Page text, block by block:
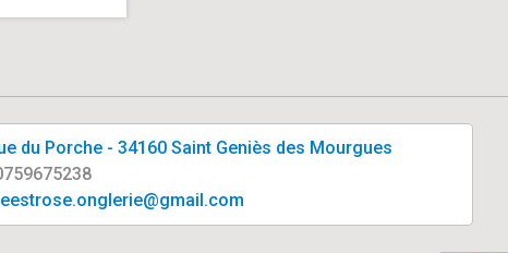
du Porche - 34160 Saint Geniès des Mourgues